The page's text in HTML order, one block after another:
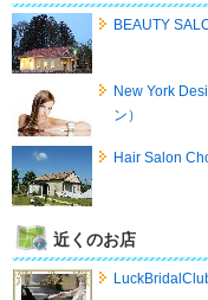
BEAUTY
New York
ン）
Hair Salon
近くのお店